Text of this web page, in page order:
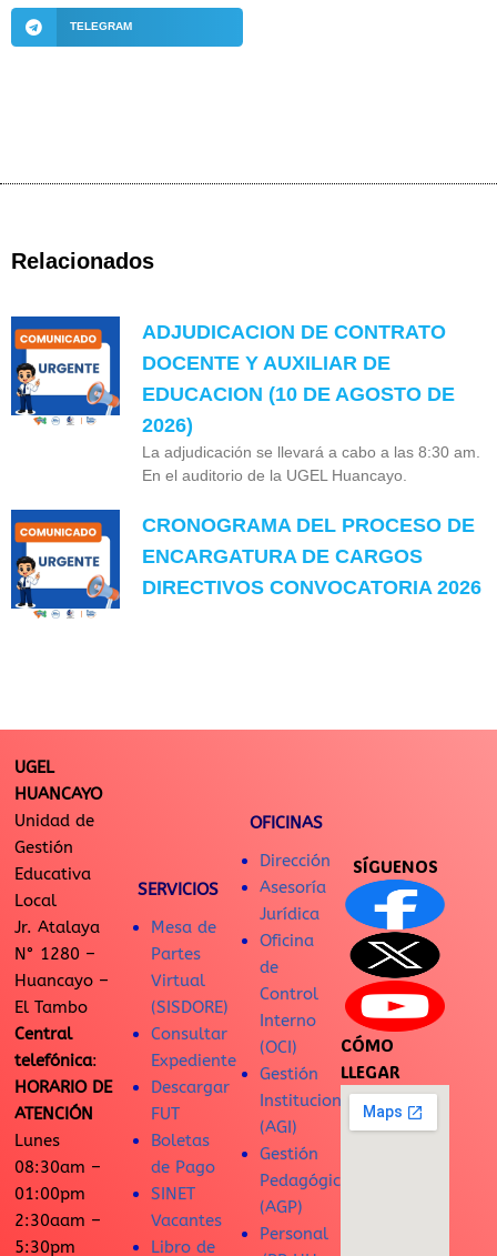
TELEGRAM
Relacionados
ADJUDICACION DE CONTRATO
DOCENTE Y AUXILIAR DE
EDUCACION (10 DE AGOSTO DE
2026)
La adjudicación se llevará a cabo a las 8:30 am.
En el auditorio de la UGEL Huancayo.
CRONOGRAMA DEL PROCESO DE
ENCARGATURA DE CARGOS
DIRECTIVOS CONVOCATORIA 2026
UGEL
HUANCAYO
Unidad de
Gestión
Educativa
Local
Jr. Atalaya
N° 1280 –
Huancayo –
El Tambo
Central
telefónica:
HORARIO DE
ATENCIÓN
Lunes
08:30am –
01:00pm
2:30aam –
5:30pm
SERVICIOS
Mesa de
Partes
Virtual
(SISDORE)
Consultar
Expediente
Descargar
FUT
Boletas
de Pago
SINET
Vacantes
Libro de
OFICINAS
Dirección
Asesoría
Jurídica
Oficina
de
Control
Interno
(OCI)
Gestión
Institucional
(AGI)
Gestión
Pedagógica
(AGP)
Personal
SÍGUENOS
CÓMO
LLEGAR